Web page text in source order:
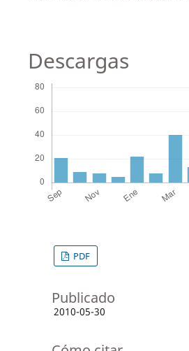
Descargas
PDF
Publicado
2010-05-30